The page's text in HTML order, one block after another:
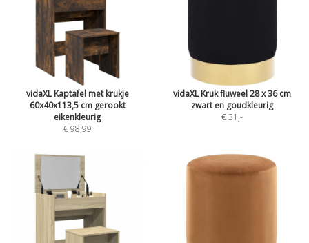
vidaXL Kaptafel met krukje
60x40x113,5 cm gerookt
eikenkleurig
€ 98,99
vidaXL Kruk fluweel 28 x 36 cm
zwart en goudkleurig
€ 31 ,-